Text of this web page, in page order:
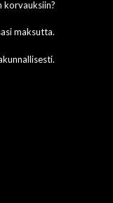
korvauksiin?
maksutta.